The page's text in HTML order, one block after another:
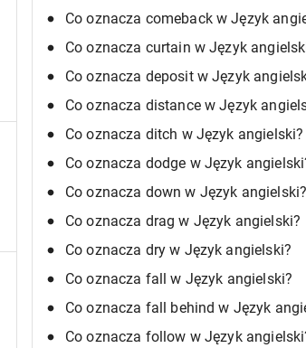
Co oznacza comeback w Język
Co oznacza curtain w Język
Co oznacza deposit w Język
Co oznacza distance w Język
Co oznacza ditch w Język angielski?
Co oznacza dodge w Język
Co oznacza down w Język angielski?
Co oznacza drag w Język angielski?
Co oznacza dry w Język angielski?
Co oznacza fall w Język angielski?
Co oznacza fall behind w Język
Co oznacza follow w Język